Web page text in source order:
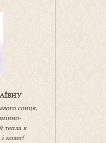
сонця,
тепла в
колег!